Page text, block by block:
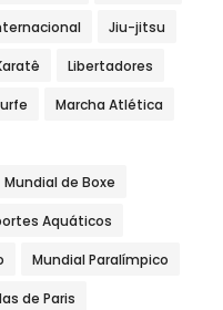
Jiu-jitsu
Libertadores
Marcha Atlética
Mundial de Boxe
Aquáticos
Mundial Paralímpico
de Paris